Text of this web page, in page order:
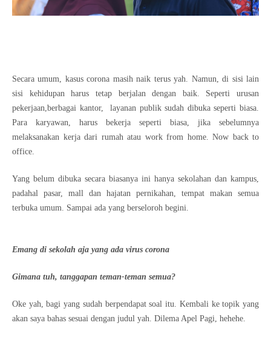
Secara umum, kasus corona masih naik terus yah. Namun, di sisi lain
sisi kehidupan harus tetap berjalan dengan baik. Seperti urusan
pekerjaan,berbagai kantor, layanan publik sudah dibuka seperti biasa.
Para karyawan, harus bekerja seperti biasa, jika sebelumnya
melaksanakan kerja dari rumah atau work from home. Now back to
office.
Yang belum dibuka secara biasanya ini hanya sekolahan dan kampus,
padahal pasar, mall dan hajatan pernikahan, tempat makan semua
terbuka umum. Sampai ada yang berseloroh begini.
Emang di sekolah aja yang ada virus corona
Gimana tuh, tanggapan teman-teman semua?
Oke yah, bagi yang sudah berpendapat soal itu. Kembali ke topik yang
akan saya bahas sesuai dengan judul yah. Dilema Apel Pagi, hehehe.